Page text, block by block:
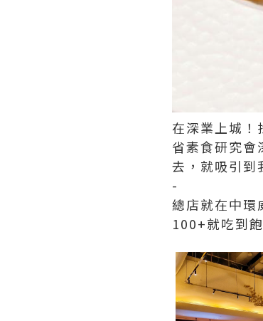
在深業上城！
省素食研究
去，就吸引到
-
總店就在中環
100+就吃到